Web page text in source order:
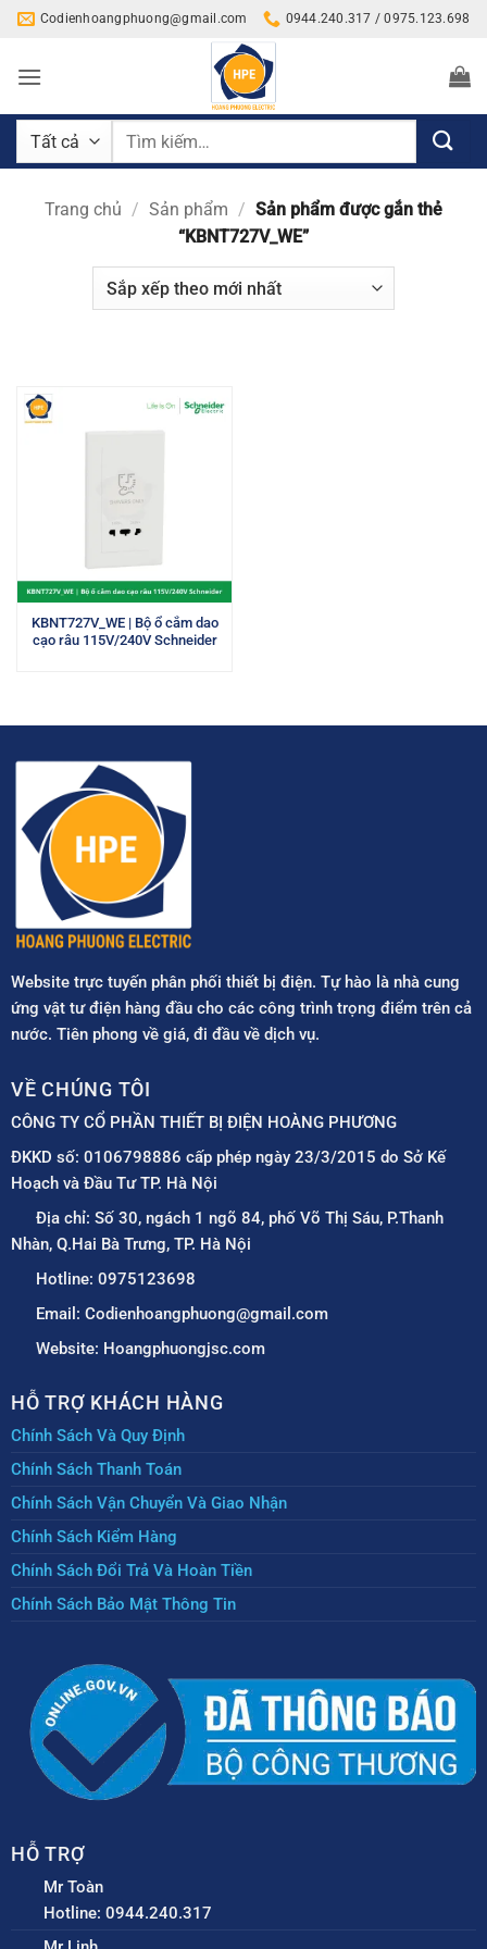
Bỏ
nội
Codienhoangphuong@gmail.com 0944.240.317 / 0975.123.698
Tìm
Trang chủ / Sản phẩm / Sản phẩm được gắn thẻ
“KBNT727V_WE”
KBNT727V_WE | Bộ ổ cắm dao
cạo râu 115V/240V Schneider
Website trực tuyến phân phối thiết bị điện. Tự hào là nhà cung
ứng vật tư điện hàng đầu cho các công trình trọng điểm trên cả
nước. Tiên phong về giá, đi đầu về dịch vụ.
VỀ CHÚNG TÔI
CÔNG TY CỔ PHẦN THIẾT BỊ ĐIỆN HOÀNG PHƯƠNG
ĐKKD số: 0106798886 cấp phép ngày 23/3/2015 do Sở Kế
Hoạch và Đầu Tư TP. Hà Nội
Địa chỉ: Số 30, ngách 1 ngõ 84, phố Võ Thị Sáu, P.Thanh
Nhàn, Q.Hai Bà Trưng, TP. Hà Nội
Hotline: 0975123698
Email: Codienhoangphuong@gmail.com
Website: Hoangphuongjsc.com
HỖ TRỢ KHÁCH HÀNG
Chính Sách Và Quy Định
Chính Sách Thanh Toán
Chính Sách Vận Chuyển Và Giao Nhận
Chính Sách Kiểm Hàng
Chính Sách Đổi Trả Và Hoàn Tiền
Chính Sách Bảo Mật Thông Tin
HỖ TRỢ
Mr Toàn
Hotline: 0944.240.317